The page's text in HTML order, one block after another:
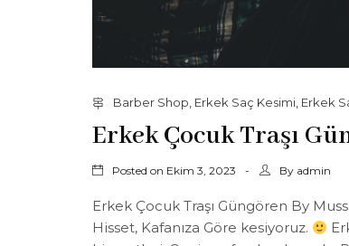
Barber Shop Erkek Saç Kesimi Erkek
Erkek Çocuk Traşı
Posted on Ekim 3, 2023 By admin
Erkek Çocuk Traşı Güngören By
Hisset, Kafanıza Göre kesiyoruz.